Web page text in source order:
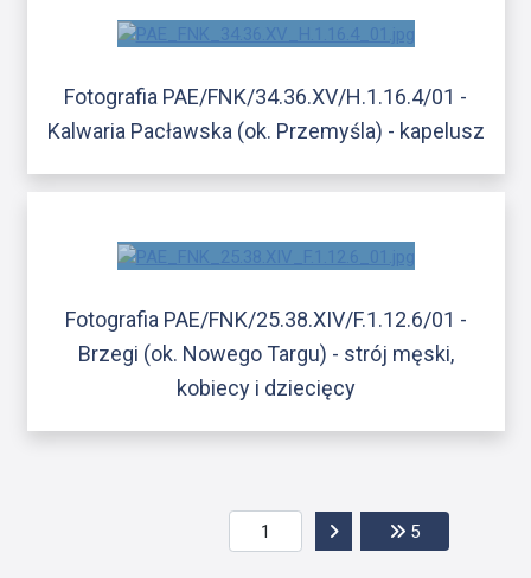
Fotografia PAE/FNK/34.36.XV/H.1.16.4/01 -
Kalwaria Pacławska (ok. Przemyśla) - kapelusz
Fotografia PAE/FNK/25.38.XIV/F.1.12.6/01 -
Brzegi (ok. Nowego Targu) - strój męski,
kobiecy i dziecięcy
Przejdź do następnej
5Przejdź do